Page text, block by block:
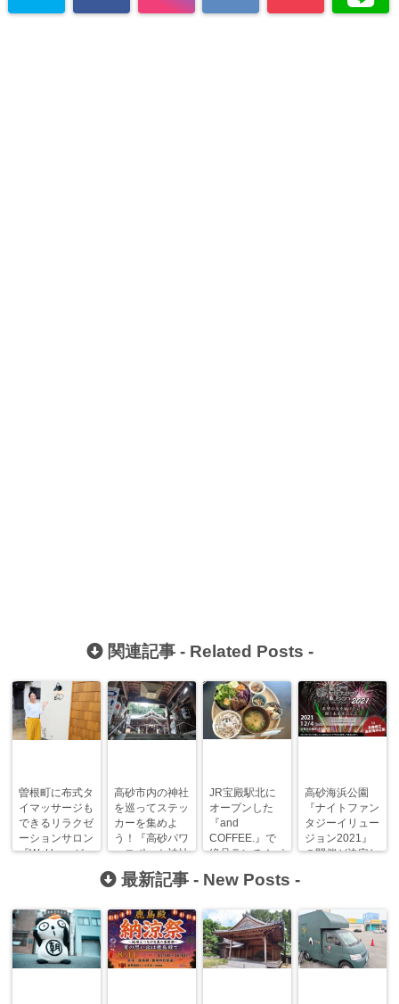
関連記事 - Related Posts -
曽根町に布式タ
イマッサージも
できるリラクゼ
ーションサロン
『Wakka』が
高砂市内の神社
を巡ってステッ
カーを集めよ
う！『高砂パワ
ースポット神社
巡り』が開催
中！
JR宝殿駅北に
オープンした
『and
COFFEE.』で
絶品ランチ！パ
けがいっぱい！
高砂海浜公園
『ナイトファン
タジーイリュー
ジョン2021』
の開催が決定し
最新記事 - New Posts -